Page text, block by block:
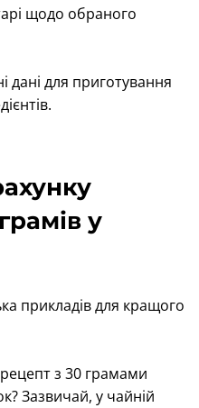
щодо обраного
дані для приготування
у
прикладів для кращого
з 30 грамами
Зазвичай, у чайній